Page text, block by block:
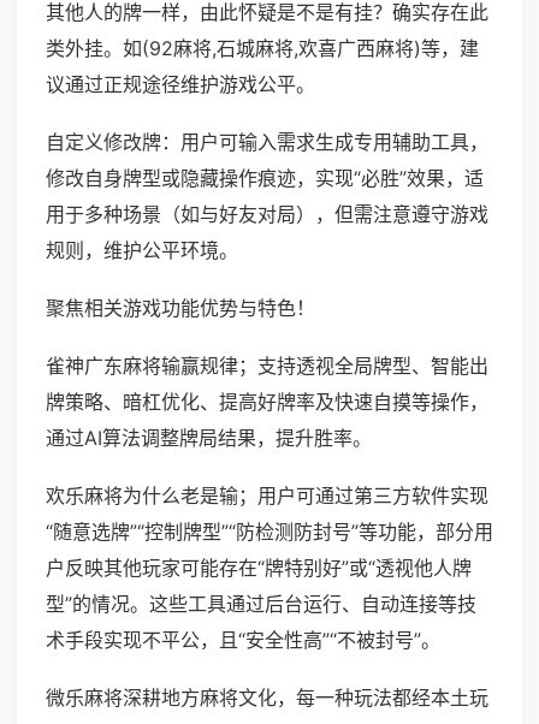
其他人的牌一样，由此怀疑是不是有挂？确实存在此
类外挂。如(92麻将,石城麻将,欢喜广西麻将)等，建
议通过正规途径维护游戏公平。
自定义修改牌：用户可输入需求生成专用辅助工具，
修改自身牌型或隐藏操作痕迹，实现“必胜”效果，适
用于多种场景（如与好友对局），但需注意遵守游戏
规则，维护公平环境。
聚焦相关游戏功能优势与特色！
雀神广东麻将输赢规律；支持透视全局牌型、智能出
牌策略、暗杠优化、提高好牌率及快速自摸等操作，
通过AI算法调整牌局结果，提升胜率。
欢乐麻将为什么老是输；用户可通过第三方软件实现
“随意选牌”“控制牌型”“防检测防封号”等功能，部分用
户反映其他玩家可能存在“牌特别好”或“透视他人牌
型”的情况。这些工具通过后台运行、自动连接等技
术手段实现不平公，且“安全性高”“不被封号”。
微乐麻将深耕地方麻将文化，每一种玩法都经本土玩